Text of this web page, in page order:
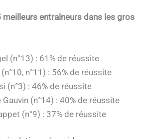
entraîneurs dans les gros
(n°13) : 61% de réussite
n°11) : 56% de réussite
(n°3) : 46% de réussite
(n°14) : 40% de réussite
(n°9) : 37% de réussite